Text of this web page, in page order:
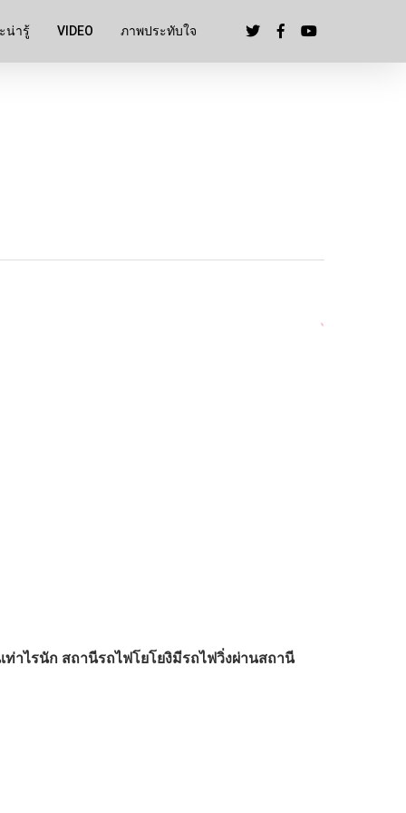
น่ารู้ VIDEO ภาพประทับใจ
าไรนัก สถานีรถไฟโยโยงิมีรถไฟวิ่งผ่านสถานี